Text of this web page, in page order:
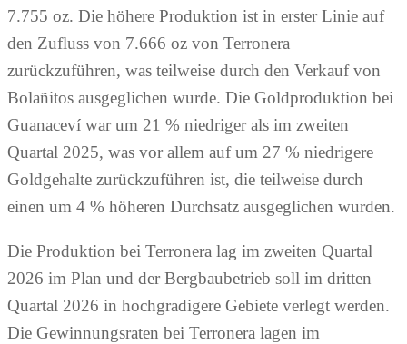
7.755 oz. Die höhere Produktion ist in erster Linie auf
den Zufluss von 7.666 oz von Terronera
zurückzuführen, was teilweise durch den Verkauf von
Bolañitos ausgeglichen wurde. Die Goldproduktion bei
Guanaceví war um 21 % niedriger als im zweiten
Quartal 2025, was vor allem auf um 27 % niedrigere
Goldgehalte zurückzuführen ist, die teilweise durch
einen um 4 % höheren Durchsatz ausgeglichen wurden.
Die Produktion bei Terronera lag im zweiten Quartal
2026 im Plan und der Bergbaubetrieb soll im dritten
Quartal 2026 in hochgradigere Gebiete verlegt werden.
Die Gewinnungsraten bei Terronera lagen im